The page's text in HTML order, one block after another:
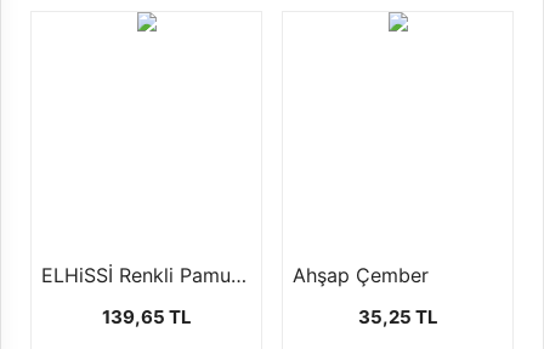
ELHiSSİ Renkli Pamuklu Makrome İpi (3 mm.+/- 500 gr.125 mt)
139,65 TL
Ahşap Çember
35,25 TL